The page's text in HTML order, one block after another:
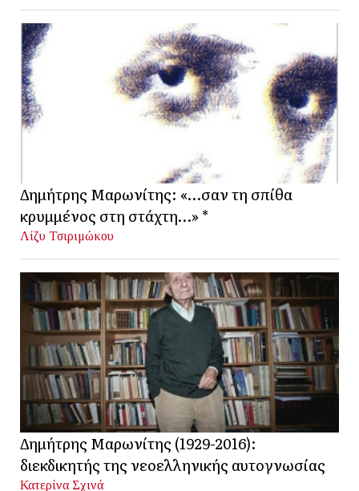
Δημήτρης Μαρωνίτης: «…σαν τη σπίθα
κρυμμένος στη στάχτη…» *
Λίζυ Τσιριμώκου
Δημήτρης Μαρωνίτης (1929-2016):
διεκδικητής της νεοελληνικής αυτογνωσίας
Κατερίνα Σχινά